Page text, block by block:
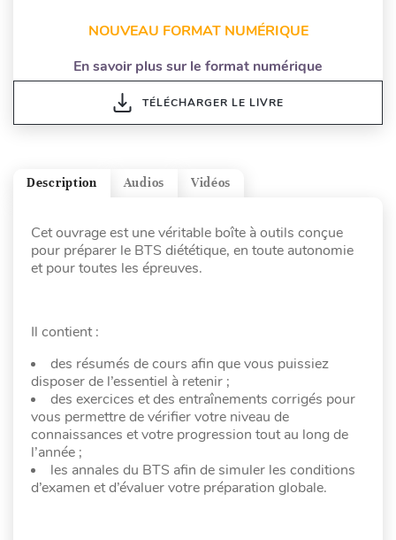
NOUVEAU FORMAT NUMÉRIQUE
En savoir plus sur le format numérique
TÉLÉCHARGER LE LIVRE
Vidéos
Audios
Description
Cet ouvrage est une véritable boîte à outils conçue
pour préparer le BTS diététique, en toute autonomie
et pour toutes les épreuves.
Il contient :
des résumés de cours afin que vous puissiez
disposer de l’essentiel à retenir ;
des exercices et des entraînements corrigés pour
vous permettre de vérifier votre niveau de
connaissances et votre progression tout au long de
l’année ;
les annales du BTS afin de simuler les conditions
d’examen et d’évaluer votre préparation globale.